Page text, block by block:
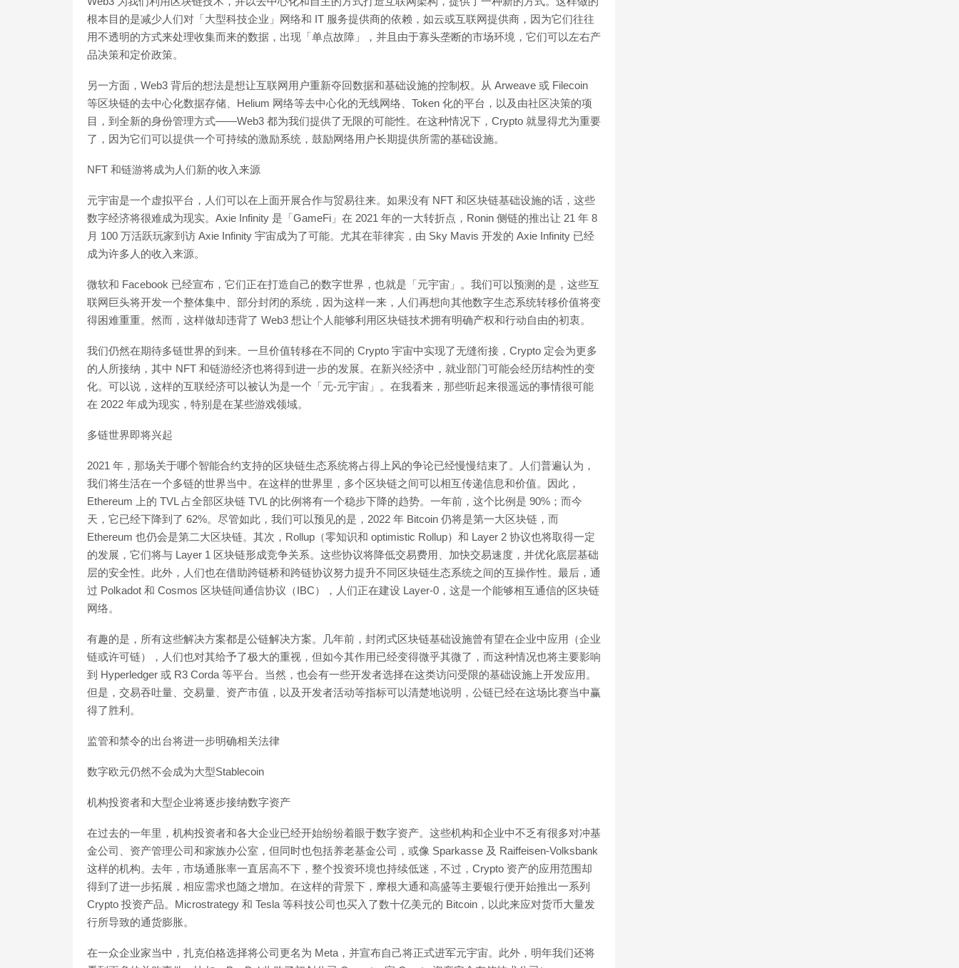
根本目的是减少人们对「大型科技企业」网络和 IT 服务提供商的依赖，如云或互联网提供商，因为它们往往
用不透明的方式来处理收集而来的数据，出现「单点故障」，并且由于寡头垄断的市场环境，它们可以左右产
品决策和定价政策。
另一方面，Web3 背后的想法是想让互联网用户重新夺回数据和基础设施的控制权。从 Arweave 或 Filecoin
等区块链的去中心化数据存储、Helium 网络等去中心化的无线网络、Token 化的平台，以及由社区决策的项
目，到全新的身份管理方式——Web3 都为我们提供了无限的可能性。在这种情况下，Crypto 就显得尤为重要
了，因为它们可以提供一个可持续的激励系统，鼓励网络用户长期提供所需的基础设施。
NFT 和链游将成为人们新的收入来源
元宇宙是一个虚拟平台，人们可以在上面开展合作与贸易往来。如果没有 NFT 和区块链基础设施的话，这些
数字经济将很难成为现实。Axie Infinity 是「GameFi」在 2021 年的一大转折点，Ronin 侧链的推出让 21 年 8
月 100 万活跃玩家到访 Axie Infinity 宇宙成为了可能。尤其在菲律宾，由 Sky Mavis 开发的 Axie Infinity 已经
成为许多人的收入来源。
微软和 Facebook 已经宣布，它们正在打造自己的数字世界，也就是「元宇宙」。我们可以预测的是，这些互
联网巨头将开发一个整体集中、部分封闭的系统，因为这样一来，人们再想向其他数字生态系统转移价值将变
得困难重重。然而，这样做却违背了 Web3 想让个人能够利用区块链技术拥有明确产权和行动自由的初衷。
我们仍然在期待多链世界的到来。一旦价值转移在不同的 Crypto 宇宙中实现了无缝衔接，Crypto 定会为更多
的人所接纳，其中 NFT 和链游经济也将得到进一步的发展。在新兴经济中，就业部门可能会经历结构性的变
化。可以说，这样的互联经济可以被认为是一个「元-元宇宙」。在我看来，那些听起来很遥远的事情很可能
在 2022 年成为现实，特别是在某些游戏领域。
多链世界即将兴起
2021 年，那场关于哪个智能合约支持的区块链生态系统将占得上风的争论已经慢慢结束了。人们普遍认为，
我们将生活在一个多链的世界当中。在这样的世界里，多个区块链之间可以相互传递信息和价值。因此，
Ethereum 上的 TVL 占全部区块链 TVL 的比例将有一个稳步下降的趋势。一年前，这个比例是 90%；而今
天，它已经下降到了 62%。尽管如此，我们可以预见的是，2022 年 Bitcoin 仍将是第一大区块链，而
Ethereum 也仍会是第二大区块链。其次，Rollup（零知识和 optimistic Rollup）和 Layer 2 协议也将取得一定
的发展，它们将与 Layer 1 区块链形成竞争关系。这些协议将降低交易费用、加快交易速度，并优化底层基础
层的安全性。此外，人们也在借助跨链桥和跨链协议努力提升不同区块链生态系统之间的互操作性。最后，通
过 Polkadot 和 Cosmos 区块链间通信协议（IBC），人们正在建设 Layer-0，这是一个能够相互通信的区块链
网络。
有趣的是，所有这些解决方案都是公链解决方案。几年前，封闭式区块链基础设施曾有望在企业中应用（企业
链或许可链），人们也对其给予了极大的重视，但如今其作用已经变得微乎其微了，而这种情况也将主要影响
到 Hyperledger 或 R3 Corda 等平台。当然，也会有一些开发者选择在这类访问受限的基础设施上开发应用。
但是，交易吞吐量、交易量、资产市值，以及开发者活动等指标可以清楚地说明，公链已经在这场比赛当中赢
得了胜利。
监管和禁令的出台将进一步明确相关法律
数字欧元仍然不会成为大型Stablecoin
机构投资者和大型企业将逐步接纳数字资产
在过去的一年里，机构投资者和各大企业已经开始纷纷着眼于数字资产。这些机构和企业中不乏有很多对冲基
金公司、资产管理公司和家族办公室，但同时也包括养老基金公司，或像 Sparkasse 及 Raiffeisen-Volksbank
这样的机构。去年，市场通胀率一直居高不下，整个投资环境也持续低迷，不过，Crypto 资产的应用范围却
得到了进一步拓展，相应需求也随之增加。在这样的背景下，摩根大通和高盛等主要银行便开始推出一系列
Crypto 投资产品。Microstrategy 和 Tesla 等科技公司也买入了数十亿美元的 Bitcoin，以此来应对货币大量发
行所导致的通货膨胀。
在一众企业家当中，扎克伯格选择将公司更名为 Meta，并宣布自己将正式进军元宇宙。此外，明年我们还将